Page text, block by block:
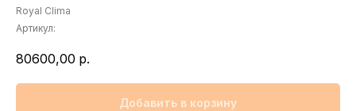
Royal Clima
Артикул:
80600,00 р.
Добавить в корзину